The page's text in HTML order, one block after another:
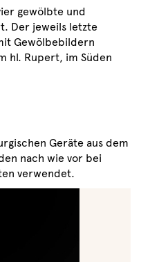
gewölbte und
Der jeweils letzte
Gewölbebildern
hl. Rupert, im Süden
Geräte aus dem
nach wie vor bei
verwendet.